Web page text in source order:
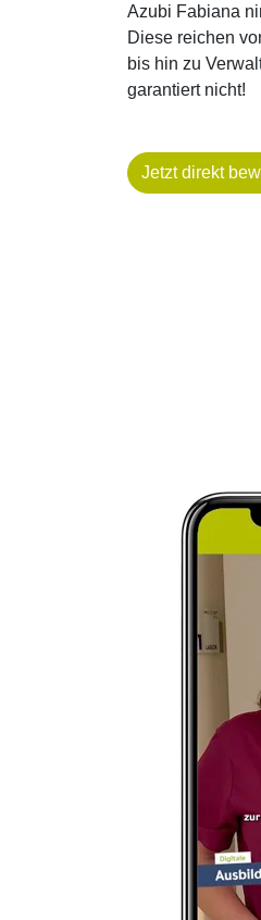
Azubi Fabiana
Diese reichen
bis hin zu
garantiert nicht!
Jetzt direkt